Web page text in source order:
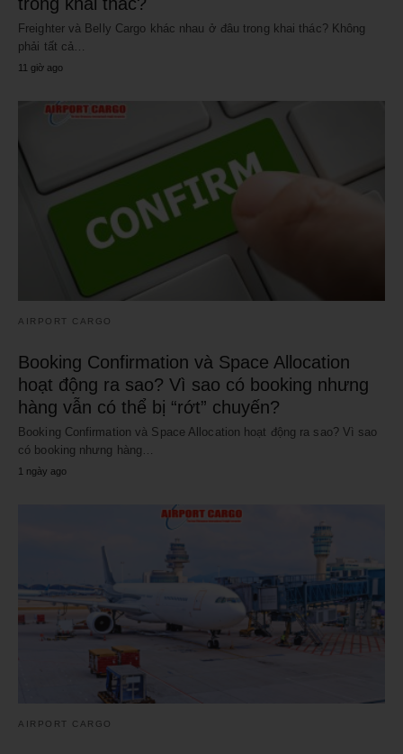
Freighter và Belly Cargo khác nhau ở đâu trong khai thác? Không
phải tất cả…
11 giờ ago
AIRPORT CARGO
Booking Confirmation và Space Allocation
hoạt động ra sao? Vì sao có booking nhưng
hàng vẫn có thể bị “rớt” chuyến?
Booking Confirmation và Space Allocation hoạt động ra sao? Vì sao
có booking nhưng hàng…
1 ngày ago
AIRPORT CARGO